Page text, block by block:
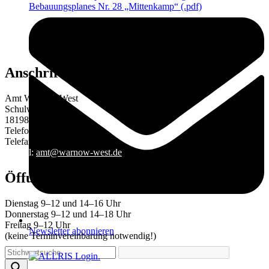
Newsletter abonnieren
Bebauungsplanes Nr. 28 „Mittenkamp“ (.pdf)
Anschrift
Amt Warnow-West
Schulweg 1a
18198 Kritzmow
Telefon 038207 633-0
Telefax 038207 633-29
E-Mail: amt@warnow-west.de
Öffungszeiten des Amtes
Dienstag 9–12 und 14–16 Uhr
Donnerstag 9–12 und 14–18 Uhr
Freitag 9–12 Uhr
(keine Terminvereinbarung notwendig!)